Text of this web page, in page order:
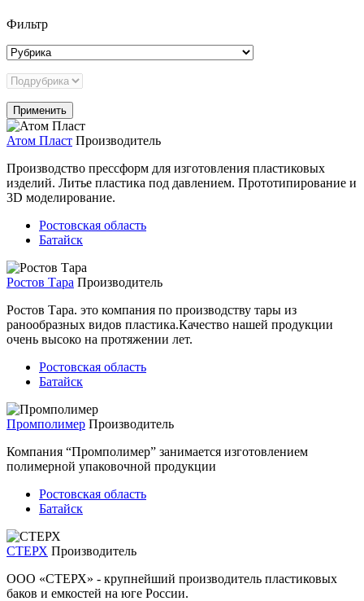
Фильтр
Атом Пласт Производитель
Производство прессформ для изготовления пластиковых
изделий. Литье пластика под давлением. Прототипирование и
3D моделирование.
Ростовская область
Батайск
Ростов Тара Производитель
Ростов Тара. это компания по производству тары из
ранообразных видов пластика.Качество нашей продукции
очень высоко на протяжении лет.
Ростовская область
Батайск
Промполимер Производитель
Компания “Промполимер” занимается изготовлением
полимерной упаковочной продукции
Ростовская область
Батайск
СТЕРХ Производитель
ООО «СТЕРХ» - крупнейший производитель пластиковых
баков и емкостей на юге России.